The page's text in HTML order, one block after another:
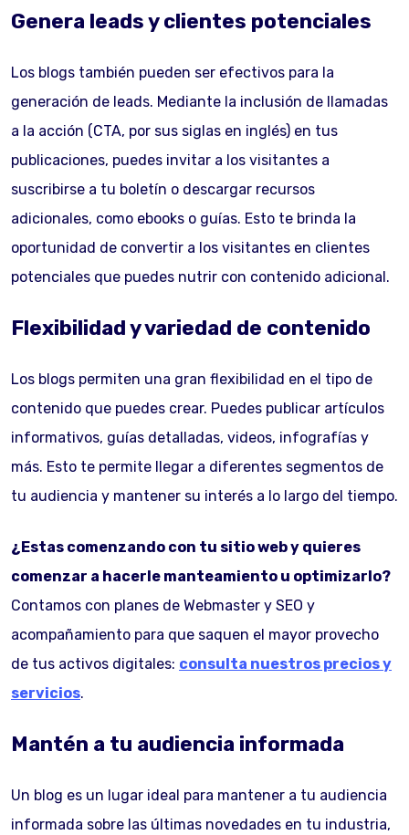
Genera leads y clientes potenciales
Los blogs también pueden ser efectivos para la
generación de leads. Mediante la inclusión de llamadas
a la acción (CTA, por sus siglas en inglés) en tus
publicaciones, puedes invitar a los visitantes a
suscribirse a tu boletín o descargar recursos
adicionales, como ebooks o guías. Esto te brinda la
oportunidad de convertir a los visitantes en clientes
potenciales que puedes nutrir con contenido adicional.
Flexibilidad y variedad de contenido
Los blogs permiten una gran flexibilidad en el tipo de
contenido que puedes crear. Puedes publicar artículos
informativos, guías detalladas, videos, infografías y
más. Esto te permite llegar a diferentes segmentos de
tu audiencia y mantener su interés a lo largo del tiempo.
¿Estas comenzando con tu sitio web y quieres
comenzar a hacerle manteamiento u optimizarlo?
Contamos con planes de Webmaster y SEO y
acompañamiento para que saquen el mayor provecho
de tus activos digitales: consulta nuestros precios y
servicios.
Mantén a tu audiencia informada
Un blog es un lugar ideal para mantener a tu audiencia
informada sobre las últimas novedades en tu industria,